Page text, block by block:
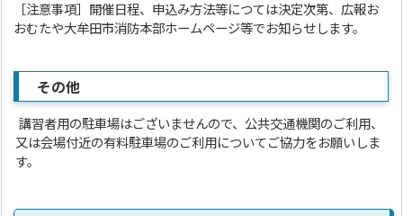
［注意事項］開催日程、申込み方法等につては決定次第、広報お
おむたや大牟田市消防本部ホームページ等でお知らせします。
その他
講習者用の駐車場はございませんので、公共交通機関のご利用、
又は会場付近の有料駐車場のご利用についてご協力をお願いしま
す。